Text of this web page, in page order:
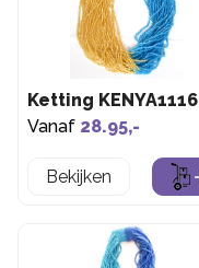
Ketting KENYA1116
Vanaf 28.95,-
Bekijken